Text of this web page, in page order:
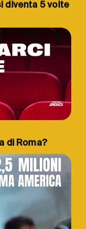
diventa 5 volte
di Roma?